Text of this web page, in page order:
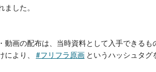
ました。
動画の配布は、当時資料として入手できる
により、 #フリフラ原画 というハッシュタグ